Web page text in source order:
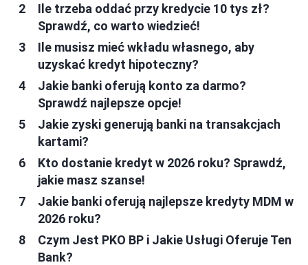
Ile trzeba oddać przy kredycie 10 tys zł?
Sprawdź, co warto wiedzieć!
Ile musisz mieć wkładu własnego, aby
uzyskać kredyt hipoteczny?
Jakie banki oferują konto za darmo?
Sprawdź najlepsze opcje!
Jakie zyski generują banki na transakcjach
kartami?
Kto dostanie kredyt w 2026 roku? Sprawdź,
jakie masz szanse!
Jakie banki oferują najlepsze kredyty MDM w
2026 roku?
Czym Jest PKO BP i Jakie Usługi Oferuje Ten
Bank?